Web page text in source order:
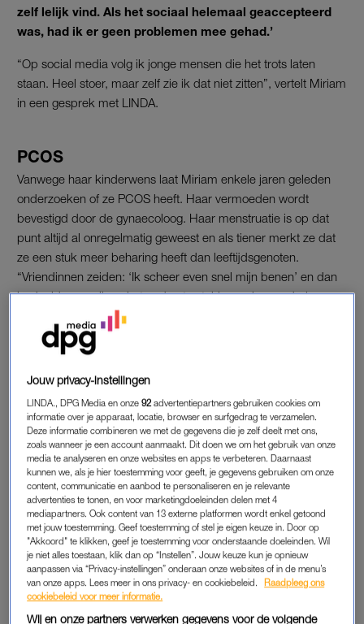
zelf lelijk vind. Als het sociaal helemaal geaccepteerd
was, had ik er geen problemen mee gehad.’
“Op social media volg ik jonge mensen die het trots laten
staan. Heel stoer, maar zelf zie ik dat niet zitten”, vertelt Miriam
in een gesprek met LINDA.
PCOS
Vanwege haar kinderwens laat Miriam enkele jaren geleden
onderzoeken of ze PCOS heeft. Haar vermoeden wordt
bevestigd door de gynaecoloog. Haar menstruatie is op dat
punt altijd al onregelmatig geweest en als tiener merkt ze dat
ze een stuk meer beharing heeft dan leeftijdsgenoten.
“Vriendinnen zeiden: ‘Ik scheer even snel mijn benen’ en dan
bedoelden ze alleen het onderste stukje van hun onderbenen.
Bij mij zat het óveral en was het veel donkerder en duidelijker
zichtbaar. Ook kwam het sneller terug.”
toe. “Ik heb op mijn onderarmen net zoveel haren als de
meeste vrouwen op hun benen. Daar stoorde ik me niet aan,
tot ze ook op mijn bovenarmen verschenen. Later trok dat
door naar mijn schouders. Zelfs voor mannen zijn dat geen
gebruikelijke plekken om veel haar te hebben en het is ook
geen ‘normale’ haargroei. De haren zijn donker en stug en
groeien in een vaag patroon.”
De haargroei op haar gezicht is de laatste tijd flink
toegenomen. “Op mijn kin, wangen en in mijn nek – de
plekken waar mannen baardgroei hebben. Heel zichtbaar is
het gelukkig nog niet, maar ik ben wel bang dat het uiteindelijk
die kant op gaat.” Miriam scheert zich nu meerdere keren per
Jouw privacy-instellingen
LINDA., DPG Media en onze92 advertentiepartners gebruiken cookies om
informatie over je apparaat, locatie, browser en surfgedrag te verzamelen.
Deze informatie combineren we met de gegevens die je zelf deelt met ons,
zoals wanneer je een account aanmaakt. Dit doen we om het gebruik van onze
media te analyseren en onze websites en apps te verbeteren. Daarnaast
kunnen we, als je hier toestemming voor geeft, je gegevens gebruiken om onze
content, communicatie en aanbod te personaliseren en je relevante
advertenties te tonen, en voor marketingdoeleinden delen met 4
mediapartners. Ook content van 13 externe platformen wordt enkel getoond
met jouw toestemming. Geef toestemming of stel je eigen keuze in. Door op
"Akkoord" te klikken, geef je toestemming voor onderstaande doeleinden. Wil
je niet alles toestaan, klik dan op “Instellen”. Jouw keuze kun je opnieuw
aanpassen via “Privacy-instellingen” onderaan onze websites of in de menu’s
van onze apps. Lees meer in ons privacy- en cookiebeleid.
Raadpleeg ons
cookiebeleid voor meer informatie.
Wij en onze partners verwerken gegevens voor de volgende